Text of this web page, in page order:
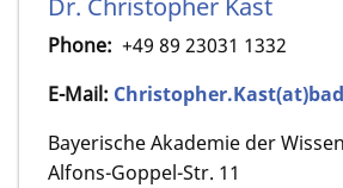
Dr. Christopher Kast
Phone: +49 89 23031 1332
E-Mail:
Bayerische Akademie der
Alfons-Goppel-Str. 11